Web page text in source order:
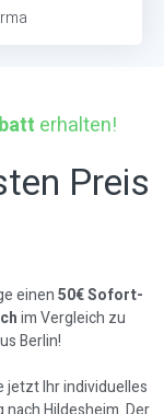
erhalten!
Preis
einen50€ Sofort-
im Vergleich zu
Berlin!
jetzt Ihr individuelles